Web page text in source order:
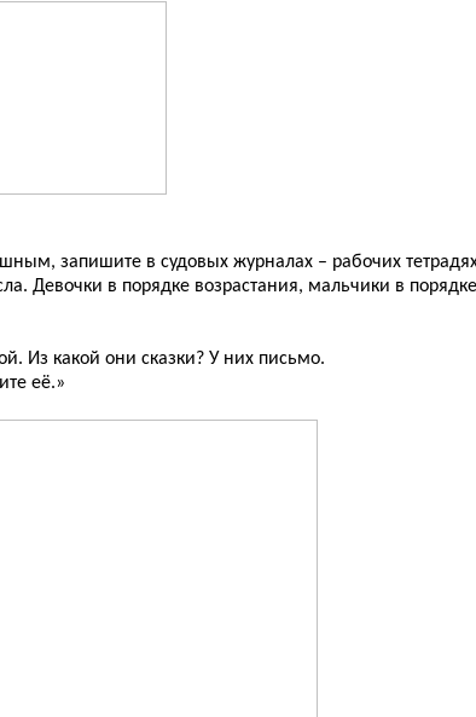
запишите в судовых журналах – рабочих
Девочки в порядке возрастания, мальчики в
Из какой они сказки? У них письмо.
её.»